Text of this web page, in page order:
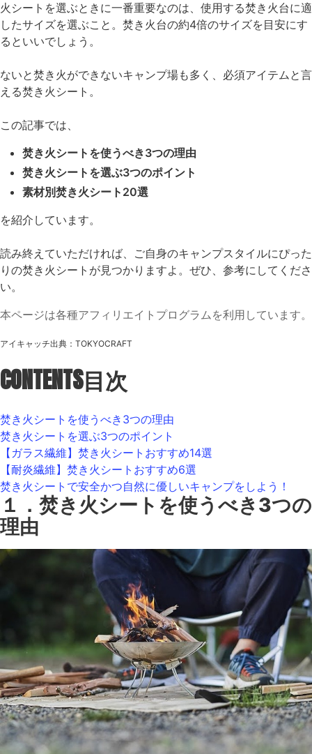
火シートを選ぶときに一番重要なのは、使用する焚き火台に適
したサイズを選ぶこと。焚き火台の約4倍のサイズを目安にす
るといいでしょう。
ないと焚き火ができないキャンプ場も多く、必須アイテムと言
える焚き火シート。
この記事では、
焚き火シートを使うべき3つの理由
焚き火シートを選ぶ3つのポイント
素材別焚き火シート20選
を紹介しています。
読み終えていただければ、ご自身のキャンプスタイルにぴった
りの焚き火シートが見つかりますよ。ぜひ、参考にしてくださ
い。
本ページは各種アフィリエイトプログラムを利用しています。
アイキャッチ出典： TOKYOCRAFT
CONTENTS目次
焚き火シートを使うべき3つの理由
焚き火シートを選ぶ3つのポイント
【ガラス繊維】焚き火シートおすすめ14選
【耐炎繊維】焚き火シートおすすめ6選
焚き火シートで安全かつ自然に優しいキャンプをしよう！
１．焚き火シートを使うべき3つの
理由